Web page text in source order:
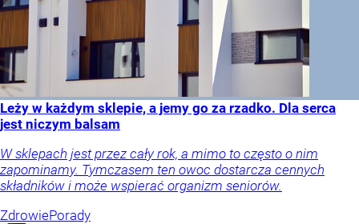
Leży w każdym sklepie, a jemy go za rzadko. Dla serca
jest niczym balsam
W sklepach jest przez cały rok, a mimo to często o nim
zapominamy. Tymczasem ten owoc dostarcza cennych
składników i może wspierać organizm seniorów.
ZdrowiePorady